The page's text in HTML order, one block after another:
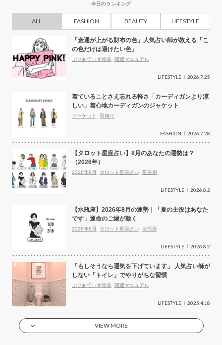
今日のランキング
ALL FASHION BEAUTY LIFESTYLE
「金運が上がる財布の色」人気占い師が教える「こ
の色だけは避けたい色」
ぷりあでぃす玲奈 開運マニュアル
LIFESTYLE 2026.7.25
着ていることさえ忘れる軽さ「カーディガンより涼
しい」着心地カーディガンのジャケット
ジャケット 羽織り
FASHION 2026.7.28
【タロット星座占い】8月のあなたの運勢は？
（2026年）
2026年8月 タロット星座占い 星座別
LIFESTYLE 2026.8.2
【水瓶座】2026年8月の運勢｜「夏の主役はあなた
です」運命のご縁が動く
2026年8月 タロット星座占い 水瓶座
LIFESTYLE 2026.8.2
「もしそうなら運気を下げています」 人気占い師が
しない「トイレ」でやりがちな習慣
ぷりあでぃす玲奈 開運マニュアル
LIFESTYLE 2025.4.18
VIEW MORE